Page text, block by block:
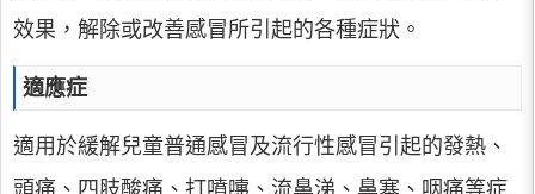
效果，解除或改善感冒所引起的各種症狀。
適應症
適用於緩解兒童普通感冒及流行性感冒引起的發熱、
頭痛、四肢酸痛、打噴嚏、流鼻涕、鼻塞、咽痛等症